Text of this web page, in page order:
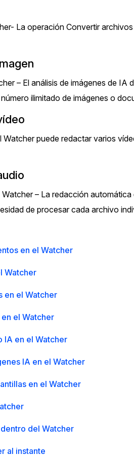
La operación Convertir
– El análisis de imágenes de
ilimitado de imágenes o
puede redactar varios
– La redacción
de procesar cada archivo
en el Watcher
Watcher
en el Watcher
el Watcher
IA en el Watcher
IA en el Watcher
en el Watcher
del Watcher
al instante